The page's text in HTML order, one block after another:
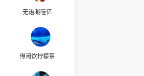
无语凝噎亿
得闲饮柠檬茶